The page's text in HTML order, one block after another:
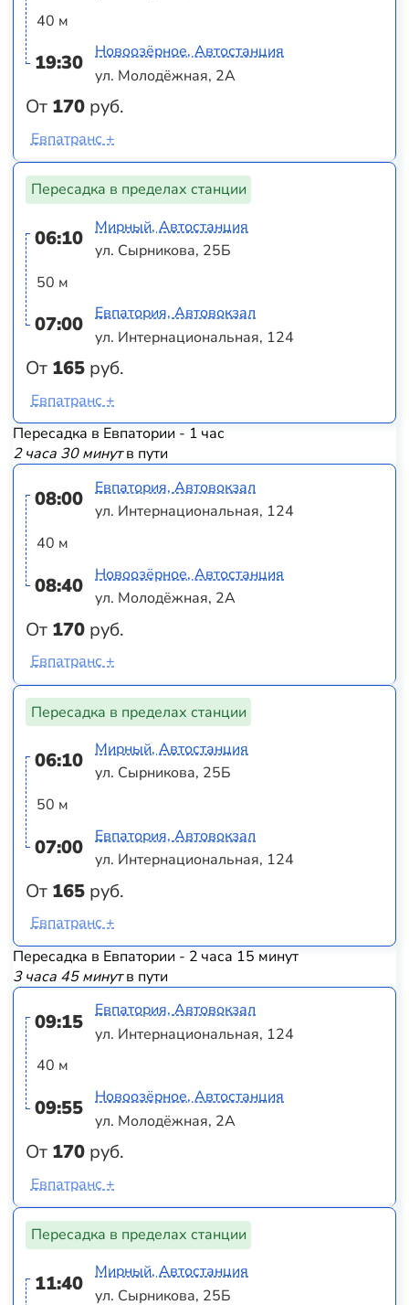
40 м
19:30
От 170 руб.
Новоозёрное, Автостанция
ул. Молодёжная, 2А
Евпатранс +
Пересадка в пределах станции
06:10
50 м
07:00
От 165 руб.
Мирный, Автостанция
ул. Сырникова, 25Б
Евпатория, Автовокзал
ул. Интернациональная, 124
Евпатранс +
Пересадка в Евпатории - 1 час
2 часа 30 минутв пути
08:00
40 м
08:40
От 170 руб.
Евпатория, Автовокзал
ул. Интернациональная, 124
Новоозёрное, Автостанция
ул. Молодёжная, 2А
Евпатранс +
Пересадка в пределах станции
06:10
50 м
07:00
От 165 руб.
Мирный, Автостанция
ул. Сырникова, 25Б
Евпатория, Автовокзал
ул. Интернациональная, 124
Евпатранс +
Пересадка в Евпатории - 2 часа 15 минут
3 часа 45 минутв пути
09:15
40 м
09:55
От 170 руб.
Евпатория, Автовокзал
ул. Интернациональная, 124
Новоозёрное, Автостанция
ул. Молодёжная, 2А
Евпатранс +
Пересадка в пределах станции
11:40
Мирный, Автостанция
ул. Сырникова, 25Б